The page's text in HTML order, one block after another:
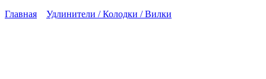
Главная
Удлинители / Колодки / Вилки